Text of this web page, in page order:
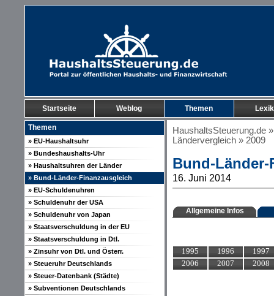
Startseite Weblog Themen
Themen
» EU-Haushaltsuhr
» Bundeshaushalts-Uhr
» Haushaltsuhren der Länder
» Bund-Länder-Finanzausgleich
» EU-Schuldenuhren
» Schuldenuhr der USA
» Schuldenuhr von Japan
» Staatsverschuldung in der EU
» Staatsverschuldung in Dtl.
» Zinsuhr von Dtl. und Österr.
» Steueruhr Deutschlands
» Steuer-Datenbank (Städte)
» Subventionen Deutschlands
HaushaltsSteuerung.de
Ländervergleich » 2009
Bund-
16. Juni 2014
Allgemeine Infos
1995 1996
1997
2006
2007 2008